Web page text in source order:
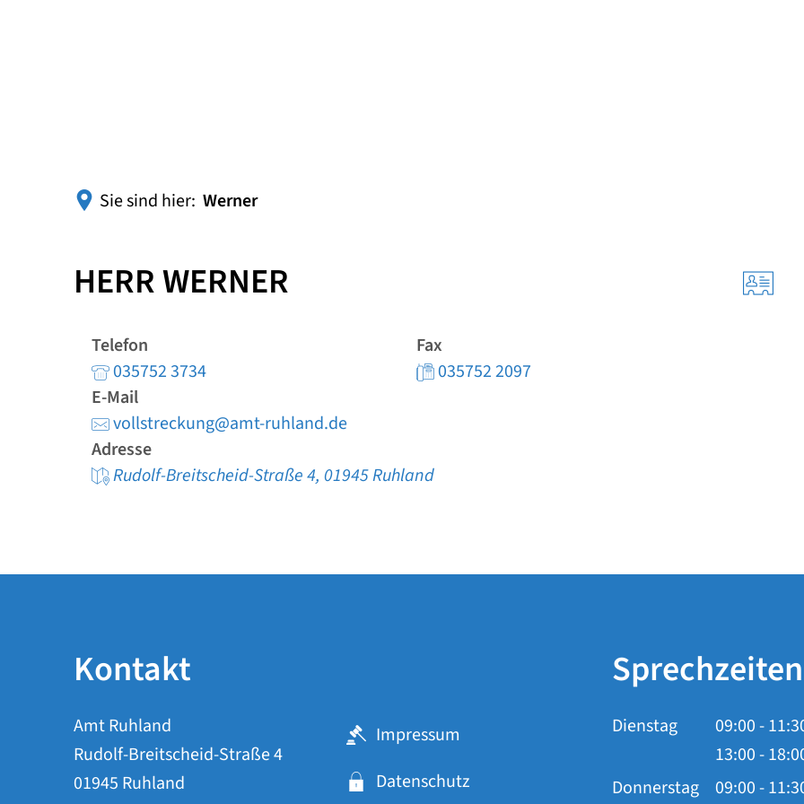
Sie sind hier: Werner
HERR WERNER
Telefon
035752 3734
Fax
035752 2097
E-Mail
vollstreckung@amt-ruhland.de
Adresse
Rudolf-Breitscheid-Straße 4, 01945 Ruhland
Kontakt
Amt Ruhland
Rudolf-Breitscheid-Straße 4
01945 Ruhland
Impressum
Datenschutz
Sprechzeiten
Dienstag 09:00-
Von 09:00
13:00-
Von 13:00
Donnerstag 09:00-